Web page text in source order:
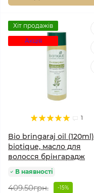
Хіт продажів
Акція
1
Bio bringaraj oil (120ml)
biotique, масло для
волосся брінгарадж
В наявності
409.50грн. -15%